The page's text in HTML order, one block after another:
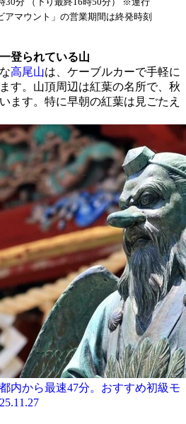
アマウント」の営業期間は終発時刻
登られている山
高尾山は、ケーブルカーで手軽に
す。山頂周辺は紅葉の名所で、秋
ます。特に早朝の紅葉は見ごたえ
内から最速47分。おすすめ初級モ